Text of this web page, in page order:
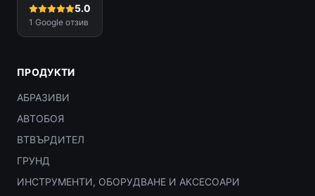
5.0
1 Google отзив
ПРОДУКТИ
АБРАЗИВИ
АВТОБОЯ
ВТВЪРДИТЕЛ
ГРУНД
ИНСТРУМЕНТИ, ОБОРУДВАНЕ И АКСЕСОАРИ